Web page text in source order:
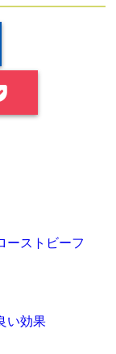
ーストビーフ
い効果